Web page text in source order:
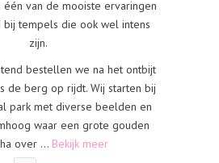
één van de mooiste ervaringen
bij tempels die ook wel intens
zijn.
bestellen we na het ontbijt
de berg op rijdt. Wij starten bij
park met diverse beelden en
waar een grote gouden
over ... Bekijk meer